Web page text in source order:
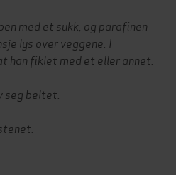
med et sukk, og parafinen
lys over veggene. I
han fiklet med et eller annet.
seg beltet.